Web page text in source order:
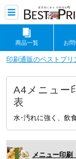
商品一覧 お
印刷通販のベストプリ
A4メニュー
表
水･汚れに強く、飲
メニュー印刷